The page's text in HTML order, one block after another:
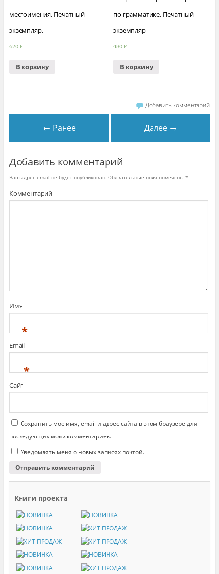
местоимения. Печатный
экземпляр.
620 Р
В корзину
по грамматике. Печатный
экземпляр
480Р
В корзину
Добавить комментарий
← Ранее Далее →
Добавить комментарий
Ваш адрес email не будет опубликован. Обязательные поля помечены *
Комментарий
Имя
*
Email
*
Сайт
Сохранить моё имя, email и адрес сайта в этом браузере для
последующих моих комментариев.
Уведомлять меня о новых записях почтой.
Книги проекта